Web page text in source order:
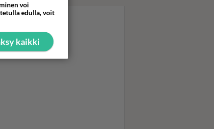
voi
edulla, voit
kaikki